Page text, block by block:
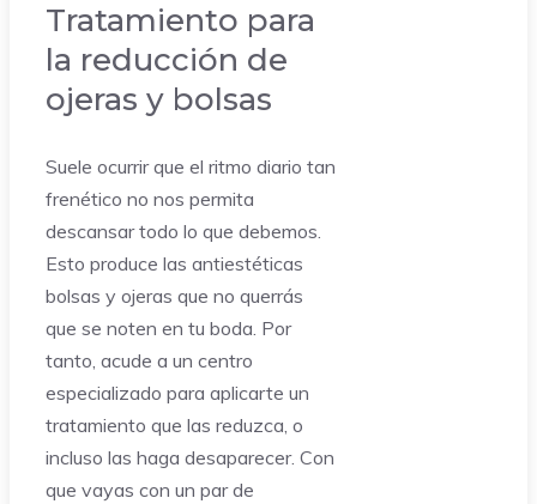
Tratamiento para
la reducción de
ojeras y bolsas
Suele ocurrir que el ritmo diario tan
frenético no nos permita
descansar todo lo que debemos.
Esto produce las antiestéticas
bolsas y ojeras que no querrás
que se noten en tu boda. Por
tanto, acude a un centro
especializado para aplicarte un
tratamiento que las reduzca, o
incluso las haga desaparecer. Con
que vayas con un par de